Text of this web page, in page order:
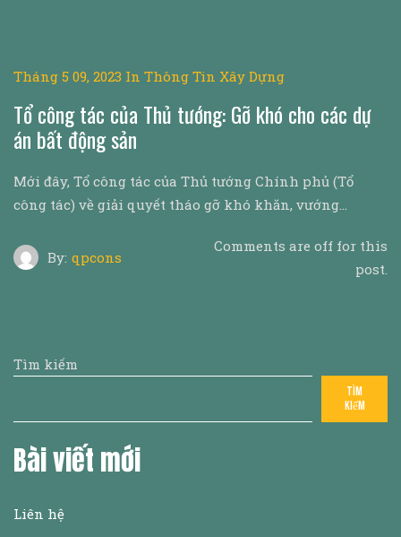
Tháng 5 09, 2023 In Thông Tin Xây Dựng
Tổ công tác của Thủ tướng: Gỡ khó cho các dự
án bất động sản
Mới đây, Tổ công tác của Thủ tướng Chính phủ (Tổ
công tác) về giải quyết tháo gỡ khó khăn, vướng…
By: qpcons
Comments are off for this
post.
Tìm kiếm
Tìm
kiếm
Bài viết mới
Liên hệ